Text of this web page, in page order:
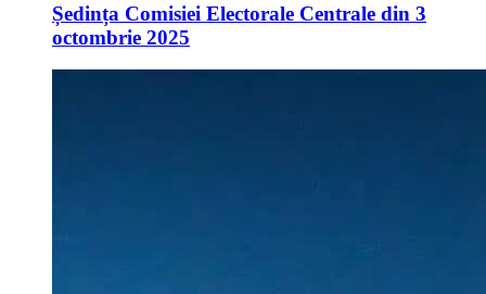
Ședința Comisiei Electorale Centrale din 3
octombrie 2025